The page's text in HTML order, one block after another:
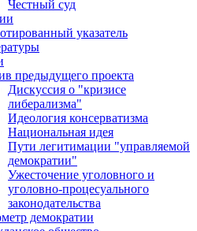
Честный суд
указатель
предыдущего проекта
Дискуссия о "кризисе
либерализма"
Идеология консерватизма
Национальная идея
Пути легитимации "управляемой
демократии"
Ужесточение уголовного и
уголовно-процесуального
законодательства
демократии